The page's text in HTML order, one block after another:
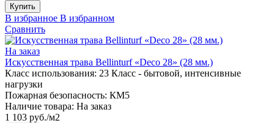
Купить
В избранное В избранном
Сравнить
На заказ
Искусственная трава Bellinturf «Deco 28» (28 мм.)
Класс использования: 23 Класс - бытовой, интенсивные
нагрузки
Пожарная безопасность: КМ5
Наличие товара: На заказ
1 103 руб./м2